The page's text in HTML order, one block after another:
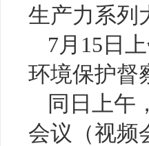
生产力系列
7月15日
环境保护督
同日上午
会议（视频